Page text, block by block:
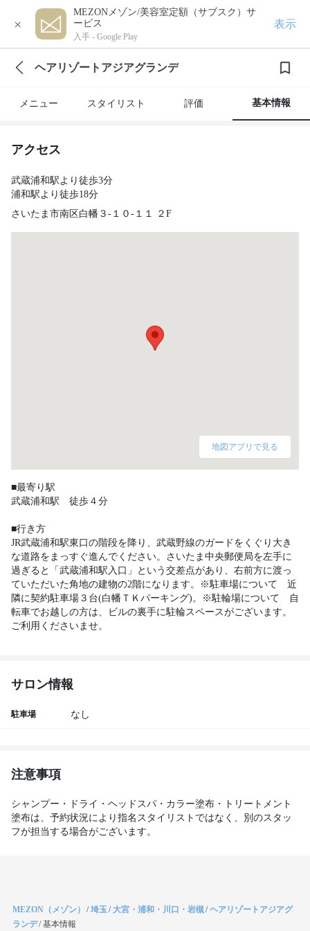
×
MEZONメゾン/美容室定額（サブスク）サ
ービス
入手 - Google Play
表示
ヘアリゾートアジアグランデ
メニュー スタイリスト 評価 基本情報
アクセス
武蔵浦和駅より徒歩3分
浦和駅より徒歩18分
さいたま市南区白幡３-１０-１１ ２F
地図アプリで見る
■最寄り駅
武蔵浦和駅　徒歩４分
■行き方
JR武蔵浦和駅東口の階段を降り、武蔵野線のガードをくぐり大き
な道路をまっすぐ進んでください。さいたま中央郵便局を左手に
過ぎると「武蔵浦和駅入口」という交差点があり、右前方に渡っ
ていただいた角地の建物の2階になります。※駐車場について　近
隣に契約駐車場３台(白幡ＴＫパーキング)。※駐輪場について　自
転車でお越しの方は、ビルの裏手に駐輪スペースがございます。
ご利用くださいませ。
サロン情報
駐車場 なし
注意事項
シャンプー・ドライ・ヘッドスパ・カラー塗布・トリートメント
塗布は、予約状況により指名スタイリストではなく、別のスタッ
フが担当する場合がございます。
MEZON（メゾン） /埼玉/大宮・浦和・川口・岩槻/ヘアリゾートアジアグ
ランデ/基本情報